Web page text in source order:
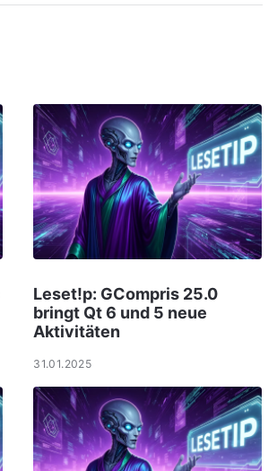
Leset!p: GCompris 25.0
bringt Qt 6 und 5 neue
Aktivitäten
31.01.2025